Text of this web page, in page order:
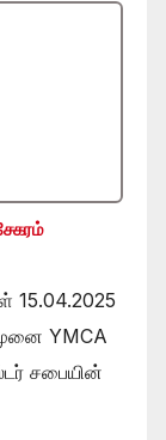
15.04.2025
YMCA
சபையின்